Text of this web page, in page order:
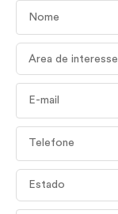
Área de interesse
Estado